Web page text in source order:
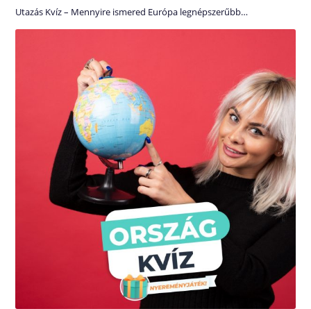
Utazás Kvíz – Mennyire ismered Európa legnépszerűbb…